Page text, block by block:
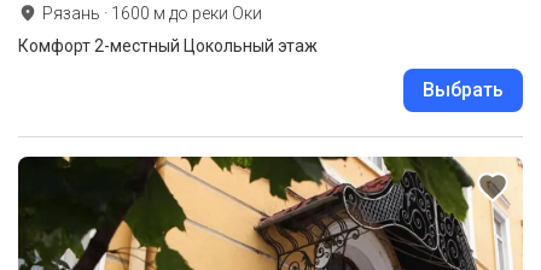
Рязань · 1600 м до реки Оки
Комфорт 2-местный Цокольный этаж
Выбрать